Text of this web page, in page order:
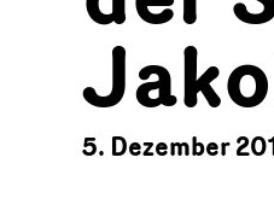
5. Dezember